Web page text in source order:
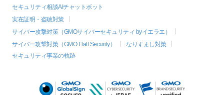
セキュリティ相談AIチャットボット
実在証明・盗聴対策
サイバー攻撃対策（GMOサイバーセキュリティ byイエラエ）
サイバー攻撃対策（GMO Flatt Security）
なりすまし対策
セキュリティ事業の軌跡